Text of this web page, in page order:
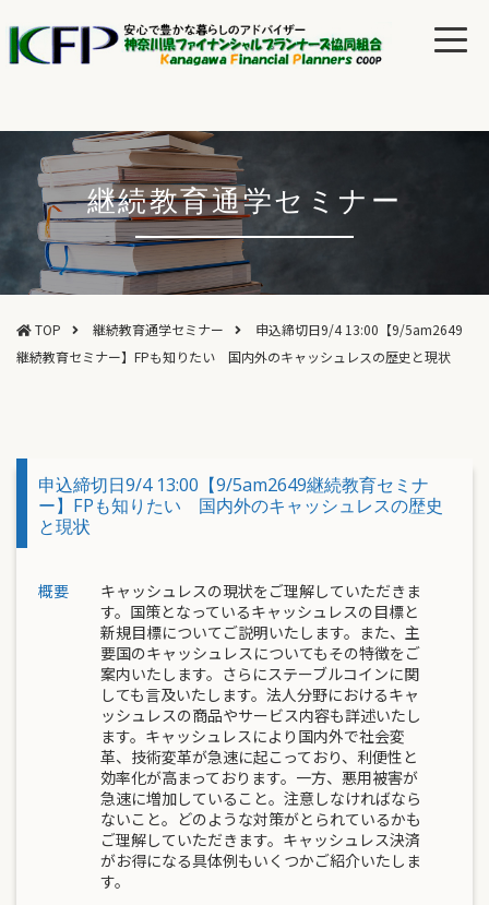
継続教育通学セミナー
TOP 継続教育通学セミナー
申込締切日9/4 13:00【9/5am2649
継続教育セミナー】FPも知りたい 国内外のキャッシュレスの歴史と現状
申込締切日9/4 13:00【9/5am2649継続教育セミナ
ー】FPも知りたい 国内外のキャッシュレスの歴史
と現状
概要
キャッシュレスの現状をご理解していただきま
す。国策となっているキャッシュレスの目標と
新規目標についてご説明いたします。また、主
要国のキャッシュレスについてもその特徴をご
案内いたします。さらにステーブルコインに関
しても言及いたします。法人分野におけるキャ
ッシュレスの商品やサービス内容も詳述いたし
ます。キャッシュレスにより国内外で社会変
革、技術変革が急速に起こっており、利便性と
効率化が高まっております。一方、悪用被害が
急速に増加していること。注意しなければなら
ないこと。どのような対策がとられているかも
ご理解していただきます。キャッシュレス決済
がお得になる具体例もいくつかご紹介いたしま
す。